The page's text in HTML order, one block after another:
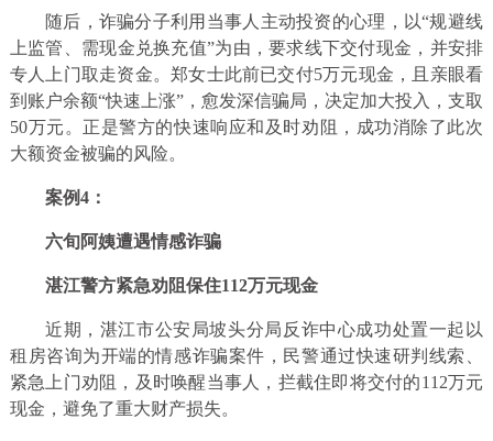
随后，诈骗分子利用当事人主动投资的心理，以“规避线
上监管、需现金兑换充值”为由，要求线下交付现金，并安排
专人上门取走资金。郑女士此前已交付5万元现金，且亲眼看
到账户余额“快速上涨”，愈发深信骗局，决定加大投入，支取
50万元。正是警方的快速响应和及时劝阻，成功消除了此次
大额资金被骗的风险。
案例4：
六旬阿姨遭遇情感诈骗
湛江警方紧急劝阻保住112万元现金
近期，湛江市公安局坡头分局反诈中心成功处置一起以
租房咨询为开端的情感诈骗案件，民警通过快速研判线索、
紧急上门劝阻，及时唤醒当事人，拦截住即将交付的112万元
现金，避免了重大财产损失。